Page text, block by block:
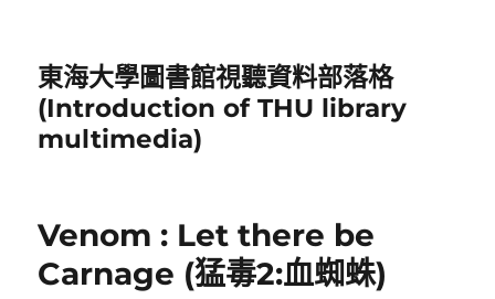
東海大學圖書館視聽資料部落格
(Introduction of THU library
multimedia)
Venom : Let there be
Carnage (猛毒2:血蜘蛛)